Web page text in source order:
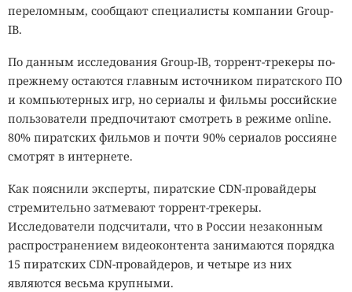
переломным, сообщают специалисты компании Group-
IB.
По данным исследования Group-IB, торрент-трекеры по-
прежнему остаются главным источником пиратского ПО
и компьютерных игр, но сериалы и фильмы российские
пользователи предпочитают смотреть в режиме online.
80% пиратских фильмов и почти 90% сериалов россияне
смотрят в интернете.
Как пояснили эксперты, пиратские CDN-провайдеры
стремительно затмевают торрент-трекеры.
Исследователи подсчитали, что в России незаконным
распространением видеоконтента занимаются порядка
15 пиратских CDN-провайдеров, и четыре из них
являются весьма крупными.